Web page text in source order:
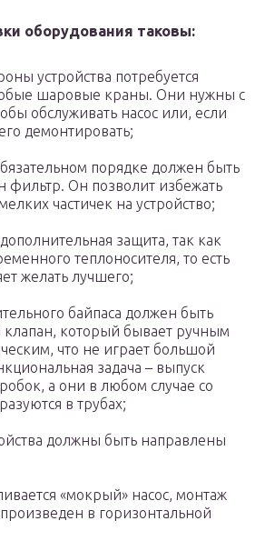
оборудования таковы:
устройства потребуется
шаровые краны. Они нужны с
обслуживать насос или, если
демонтировать;
порядке должен быть
фильтр. Он позволит избежать
частичек на устройство;
защита, так как
теплоносителя, то есть
желать лучшего;
байпаса должен быть
который бывает ручным
что не играет большой
задача – выпуск
а они в любом случае со
в трубах;
должны быть направлены
«мокрый» насос, монтаж
в горизонтальной